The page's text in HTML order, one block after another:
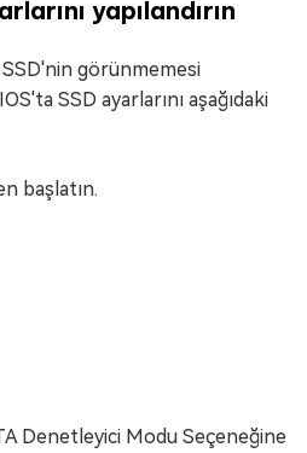
yapılandırın
görünmemesi
SSD ayarlarını aşağıdaki
başlatın.
Denetleyici Modu Seçeneğine